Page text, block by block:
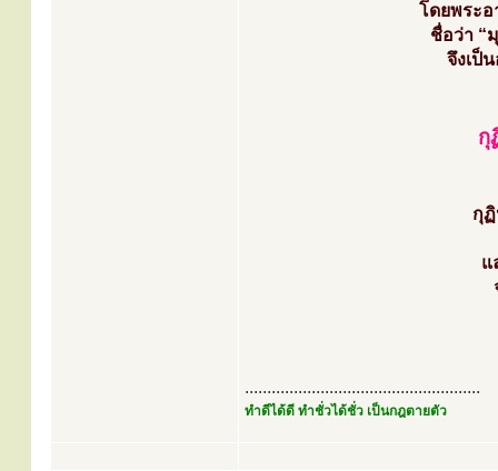
โดยพระอ
ชื่อว่า “
จึงเป็
กุ
กุ
แ
.....................................................
ทำดีได้ดี ทำชั่วได้ชั่ว เป็นกฎตายตัว